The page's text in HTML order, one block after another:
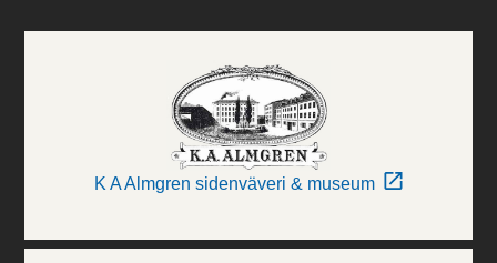
K A Almgren sidenväveri & museum